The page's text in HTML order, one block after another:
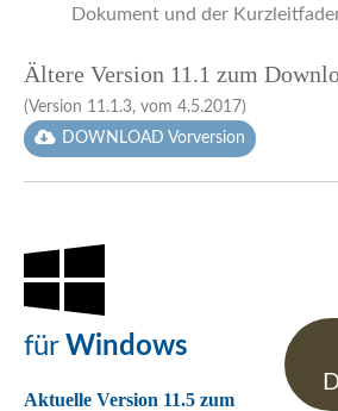
Dokument und der
Ältere Version 11.1 zum
(Version 11.1.3, vom 4.5.2017)
DOWNLOAD Vorversion
für Windows
Aktuelle Version 11.5 zum